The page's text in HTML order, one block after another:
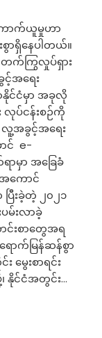
ောက်ယူမှုဟာ
ာရှိနေပါတယ်။
က်ကြွလှုပ်ရှား
င့်အရေး
ာနိုင်ငံမှာ အခုလို
လုပ်ငန်းစဉ်ကို
လူ့အခွင့်အရေး
ာင် e-
မှာ အခြေခံ
ကောင်
းခဲ့တဲ့ ၂၀၂၁
းလာခဲ့
င်းစာတွေအရ
ောက်မြန်ဆန်စွာ
မွေးစာရင်း
နိုင်ငံအတွင်း…